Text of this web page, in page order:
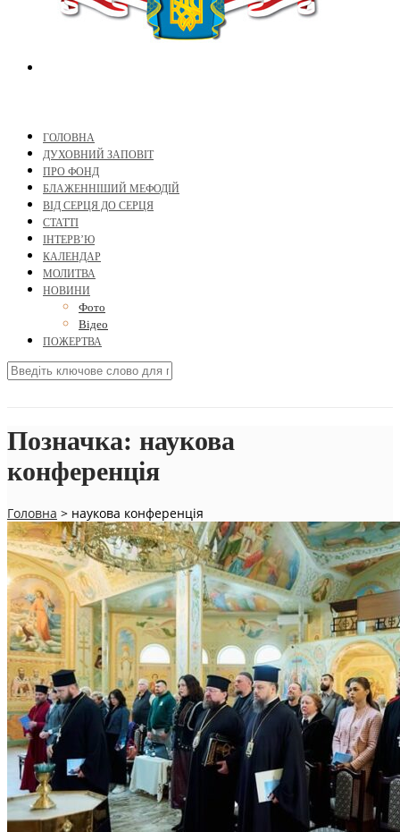
ГОЛОВНА
ДУХОВНИЙ ЗАПОВІТ
ПРО ФОНД
БЛАЖЕННІШИЙ МЕФОДІЙ
ВІД СЕРЦЯ ДО СЕРЦЯ
СТАТТІ
ІНТЕРВ’Ю
КАЛЕНДАР
МОЛИТВА
НОВИНИ
Фото
Відео
ПОЖЕРТВА
Позначка: наукова
конференція
Головна > наукова конференція